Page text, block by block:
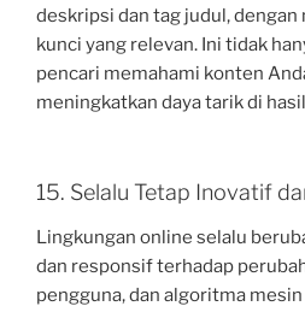
deskripsi dan tag judul, dengan
kunci yang relevan. Ini tidak
pencari memahami konten
meningkatkan daya tarik di
15. Selalu Tetap Inovatif
Lingkungan online selalu
dan responsif terhadap
pengguna, dan algoritma